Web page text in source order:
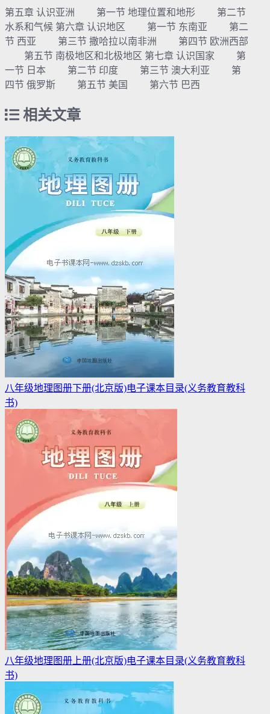
第五章 认识亚洲 第一节 地理位置和地形 第二节
水系和气候 第六章 认识地区 第一节 东南亚 第二
节 西亚 第三节 撒哈拉以南非洲 第四节 欧洲西部
第五节 南极地区和北极地区 第七章 认识国家 第
一节 日本 第二节 印度 第三节 澳大利亚 第
四节 俄罗斯 第五节 美国 第六节 巴西
相关文章
八年级地理图册下册(北京版)电子课本目录(义务教育教科
书)
八年级地理图册上册(北京版)电子课本目录(义务教育教科
书)